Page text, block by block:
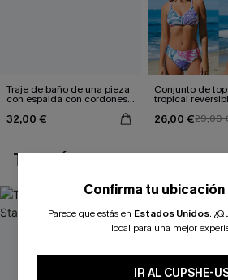
Traje de baño de una pieza
con espalda con cordones y
32,00 €
Conjunto de
tropical
26,00 €29,00
TAMBIÉN TE PUEDE GUSTAR
Confirma tu ubicación
Parece que estás en Estados Unidos.
local para una mejor
IR AL CUPSHE-